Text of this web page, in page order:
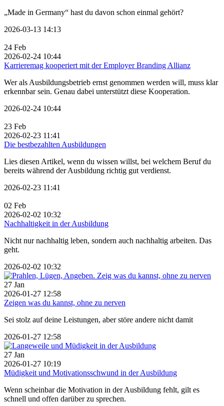
„Made in Germany“ hast du davon schon einmal gehört?
2026-03-13 14:13
24 Feb
2026-02-24 10:44
Karrieremag kooperiert mit der Employer Branding Allianz
Wer als Ausbildungsbetrieb ernst genommen werden will, muss klar
erkennbar sein. Genau dabei unterstützt diese Kooperation.
2026-02-24 10:44
23 Feb
2026-02-23 11:41
Die bestbezahlten Ausbildungen
Lies diesen Artikel, wenn du wissen willst, bei welchem Beruf du
bereits während der Ausbildung richtig gut verdienst.
2026-02-23 11:41
02 Feb
2026-02-02 10:32
Nachhaltigkeit in der Ausbildung
Nicht nur nachhaltig leben, sondern auch nachhaltig arbeiten. Das
geht.
2026-02-02 10:32
27 Jan
2026-01-27 12:58
Zeigen was du kannst, ohne zu nerven
Sei stolz auf deine Leistungen, aber störe andere nicht damit
2026-01-27 12:58
27 Jan
2026-01-27 10:19
Müdigkeit und Motivationsschwund in der Ausbildung
Wenn scheinbar die Motivation in der Ausbildung fehlt, gilt es
schnell und offen darüber zu sprechen.